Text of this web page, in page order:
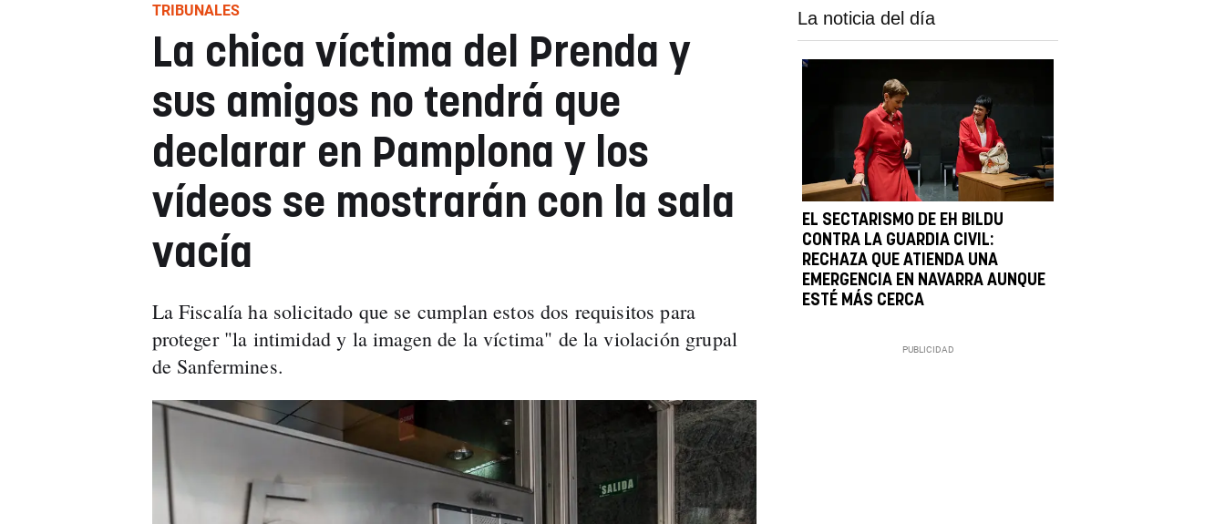
TRIBUNALES
La chica víctima del Prenda y
sus amigos no tendrá que
declarar en Pamplona y los
vídeos se mostrarán con la sala
vacía
La Fiscalía ha solicitado que se cumplan estos dos requisitos para
proteger "la intimidad y la imagen de la víctima" de la violación grupal
de Sanfermines.
La noticia del día
EL SECTARISMO DE EH BILDU
CONTRA LA GUARDIA CIVIL:
RECHAZA QUE ATIENDA UNA
EMERGENCIA EN NAVARRA AUNQUE
ESTÉ MÁS CERCA